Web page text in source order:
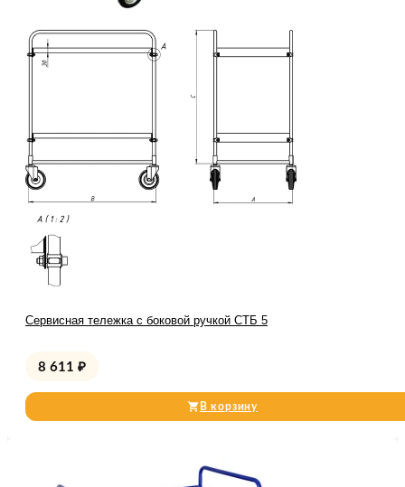
Сервисная тележка с боковой ручкой СТБ 5
8 611 ₽
В корзину